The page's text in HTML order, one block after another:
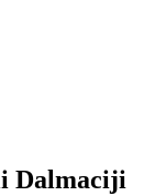
Dalmaciji